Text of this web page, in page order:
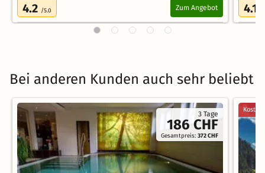
4.2 /5.0 Zum Angebot 4.1
Bei anderen Kunden auch sehr beliebt
3 Tage
186 CHF
Gesamtpreis:372 CHF